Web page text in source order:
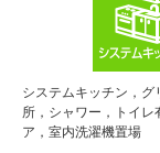
システムキッチン，
所，シャワー，トイ
ア，室内洗濯機置場